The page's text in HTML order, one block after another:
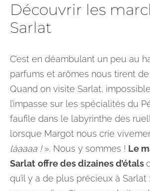
Découvrir les
Sarlat
C’est en déambulant un peu au
parfums et arômes nous tirent
Quand on visite Sarlat,
l’impasse sur les spécialités du
faufile dans le labyrinthe des
lorsque Margot nous crie
làaaaa !». Nous y sommes ! Le
Sarlat offre des dizaines d’étals
qu’il y a de plus précieux à Sarlat